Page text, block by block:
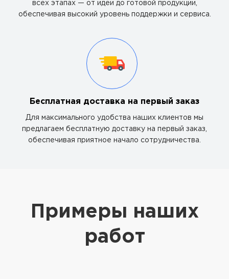
всех этапах — от идеи до готовой продукции,
обеспечивая высокий уровень поддержки и сервиса.
Бесплатная доставка на первый заказ
Для максимального удобства наших клиентов мы
предлагаем бесплатную доставку на первый заказ,
обеспечивая приятное начало сотрудничества.
Примеры наших
работ